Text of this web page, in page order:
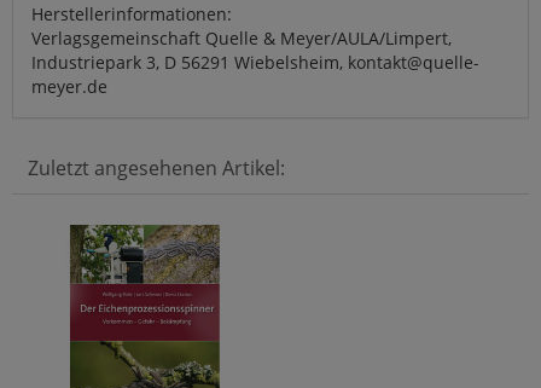
Herstellerinformationen:
Verlagsgemeinschaft Quelle & Meyer/AULA/Limpert,
Industriepark 3, D 56291 Wiebelsheim, kontakt@quelle-
meyer.de
Zuletzt angesehenen Artikel: